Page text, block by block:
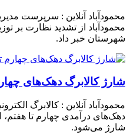
محمودآباد آنلاین : سرپرست
محمودآباد از تشدید نظارت بر
شهرستان خبر داد.
شارژ کالابرگ دهک‌های چهارم تا
محمودآباد آنلاین : کالابرگ
شارژ می‌شود.